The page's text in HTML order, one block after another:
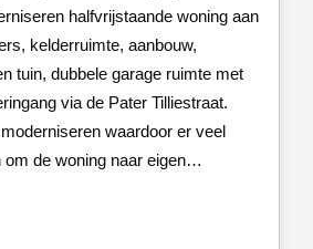
halfvrijstaande woning aan
kelderruimte, aanbouw,
tuin, dubbele garage ruimte met
via de Pater Tilliestraat.
waardoor er veel
om de woning naar eigen…